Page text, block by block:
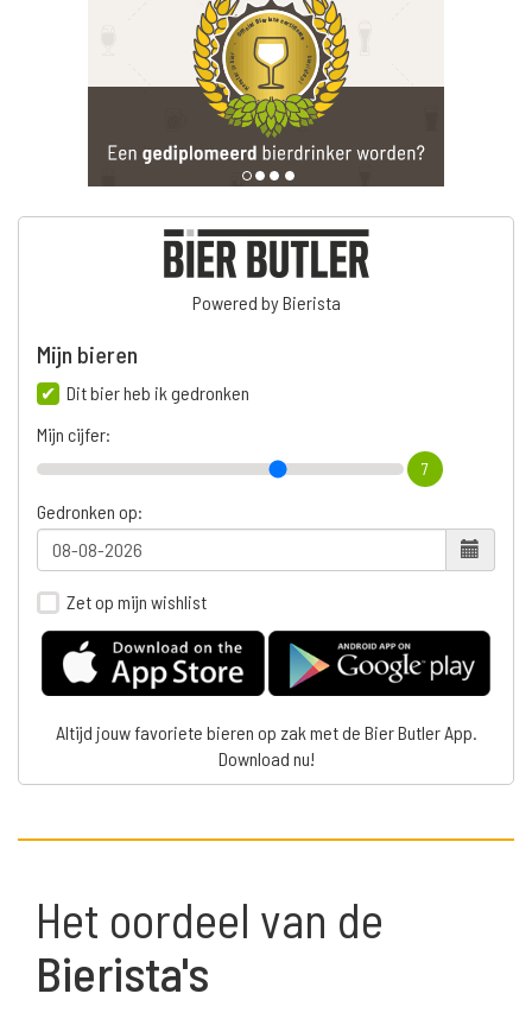
Powered by Bierista
Mijn bieren
Dit bier heb ik gedronken
Mijn cijfer:
7
Gedronken op:
Zet op mijn wishlist
Altijd jouw favoriete bieren op zak met de Bier Butler App.
Download nu!
Het oordeel van de
Bierista's